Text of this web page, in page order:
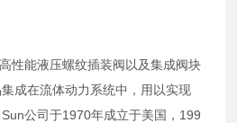
性能液压螺纹插装阀以及集成阀块
成在流体动力系统中，用以实现
公司于1970年成立于美国，199